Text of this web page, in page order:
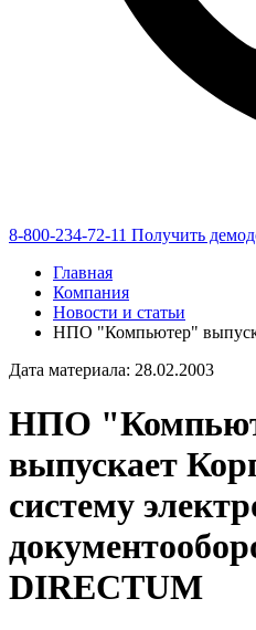
8-800-234-72-11 Получить
Главная
Компания
Новости и статьи
НПО "Компьютер"
Дата материала: 28.02.2003
НПО
выпускает
систему
DIRECTUM